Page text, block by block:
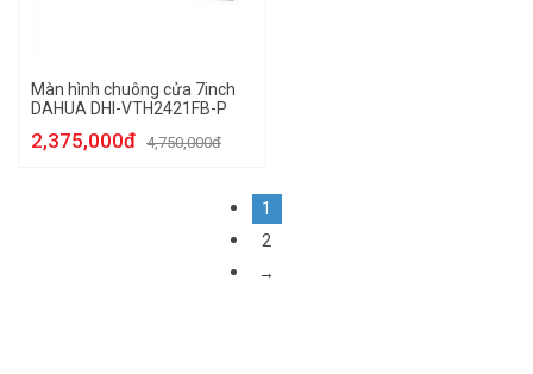
Màn hình chuông cửa 7inch
DAHUA DHI-VTH2421FB-P
2,375,000đ 4,750,000đ
1
2
→